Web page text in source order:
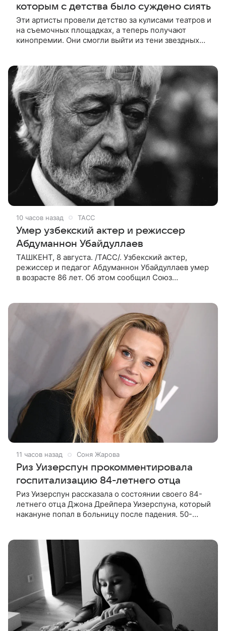
которым с детства было суждено сиять
Эти артисты провели детство за кулисами театров и
на съемочных площадках, а теперь получают
кинопремии. Они смогли выйти из тени звездных
10 часов назад ТАСС
Умер узбекский актер и режиссер
Абдуманнон Убайдуллаев
ТАШКЕНТ, 8 августа. /ТАСС/. Узбекский актер,
режиссер и педагог Абдуманнон Убайдуллаев умер
в возрасте 86 лет. Об этом сообщил Союз
11 часов назад Соня Жарова
Риз Уизерспун прокомментировала
госпитализацию 84-летнего отца
Риз Уизерспун рассказала о состоянии своего 84-
летнего отца Джона Дрейпера Уизерспуна, который
накануне попал в больницу после падения. 50-